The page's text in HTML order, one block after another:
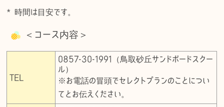
* 時間は目安です。
＜コース内容＞
TEL
0857-30-1991（鳥取砂丘サンドボードスクー
ル）
※お電話の冒頭でセレクトプランのことについ
てとお伝えください。